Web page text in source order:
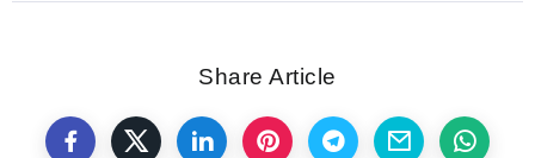
Share Article